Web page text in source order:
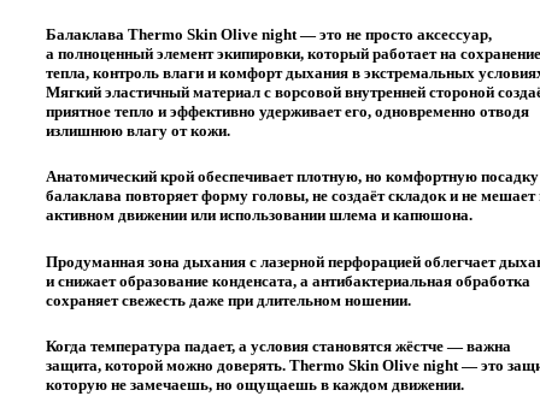
Балаклава Thermo Skin Olive night — это не просто аксессуар,
а полноценный элемент экипировки, который работает на сохранение
тепла, контроль влаги и комфорт дыхания в экстремальных
Мягкий эластичный материал с ворсовой внутренней стороной
приятное тепло и эффективно удерживает его, одновременно отводя
излишнюю влагу от кожи.
Анатомический крой обеспечивает плотную, но комфортную
балаклава повторяет форму головы, не создаёт складок и не мешает
активном движении или использовании шлема и капюшона.
Продуманная зона дыхания с лазерной перфорацией облегчает
и снижает образование конденсата, а антибактериальная обработка
сохраняет свежесть даже при длительном ношении.
Когда температура падает, а условия становятся жёстче — важна
защита, которой можно доверять. Thermo Skin Olive night — это
которую не замечаешь, но ощущаешь в каждом движении.